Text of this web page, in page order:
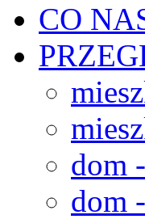
CO
dom
dom